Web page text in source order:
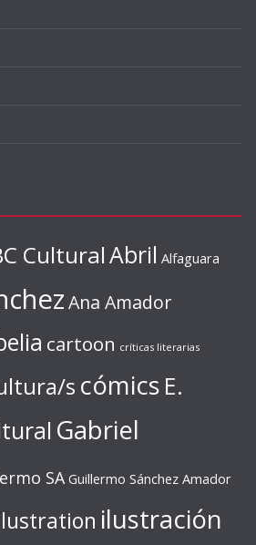
CulturalAbril Alfaguara
Ana Amador
cartoon críticas literarias
s cómics E.
Gabriel
SA Guillermo Sánchez Amador
ilustración